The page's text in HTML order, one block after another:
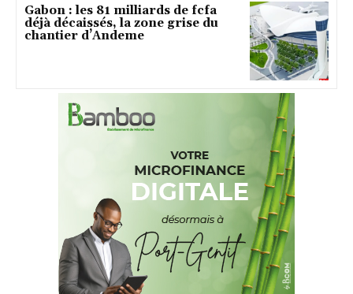
Gabon : les 81 milliards de fcfa
déjà décaissés, la zone grise du
chantier d’Andeme